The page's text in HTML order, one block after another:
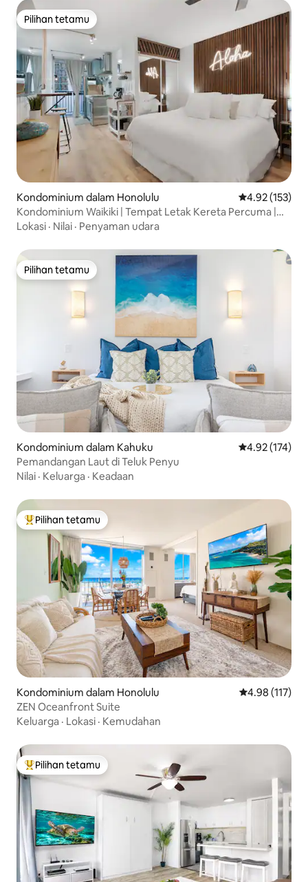
Pilihan tetamu
Pilihan tetamu
Kondominium dalam Honolulu Penarafan
4.92 (153)
Kondominium Waikiki | Tempat Letak Kereta Percuma |
Berjalan ke Pantai
Lokasi · Nilai · Penyaman udara
Pilihan tetamu
Pilihan tetamu
Kondominium dalam Kahuku Penarafan
4.92 (174)
Pemandangan Laut di Teluk Penyu
Nilai · Keluarga · Keadaan
Pilihan utama tetamu
Pilihan tetamu
Kondominium dalam Honolulu Penarafan
4.98 (117)
ZEN Oceanfront Suite
Keluarga · Lokasi · Kemudahan
Pilihan utama tetamu
Pilihan tetamu